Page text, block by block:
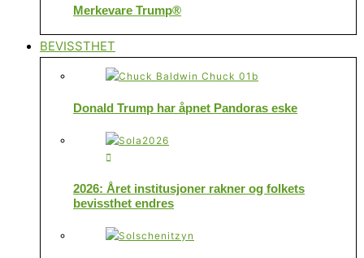
Merkevare Trump®
BEVISSTHET
Donald Trump har åpnet Pandoras eske
2026: Året institusjoner rakner og folkets
bevissthet endres